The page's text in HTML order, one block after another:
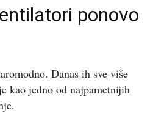
ponovo
Danas ih sve više
kao jedno od najpametnijih